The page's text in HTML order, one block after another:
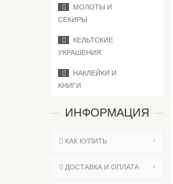
МОЛОТЫ И
СЕКИРЫ
КЕЛЬТСКИЕ
УКРАШЕНИЯ
НАКЛЕЙКИ И
КНИГИ
ИНФОРМАЦИЯ
КАК КУПИТЬ
ДОСТАВКА И ОПЛАТА